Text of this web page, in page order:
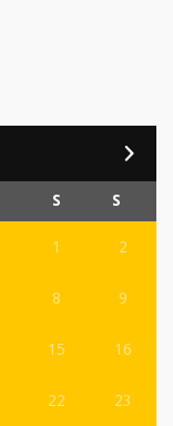
S S
1 2
8 9
15 16
22 23